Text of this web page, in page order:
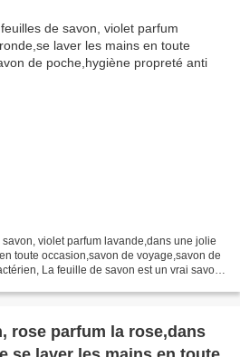
violet parfum lavande,dans une jolie
toute occasion,savon de voyage,savon de
La feuille de savon est un vrai savon
rose parfum la rose,dans